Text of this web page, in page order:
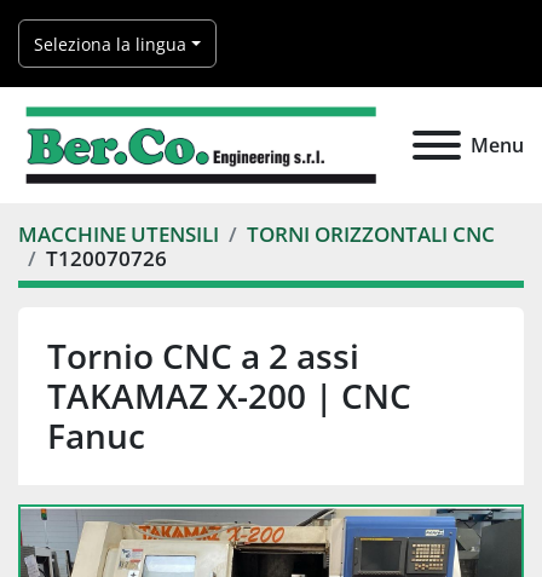
Seleziona la lingua
Menu
MACCHINE UTENSILI
TORNI ORIZZONTALI CNC
T120070726
Tornio CNC a 2 assi
TAKAMAZ X-200 | CNC
Fanuc